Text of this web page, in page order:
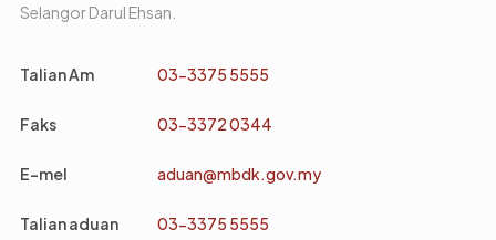
Selangor Darul Ehsan.
Talian Am 03-3375 5555
Faks 03-3372 0344
E-mel aduan@mbdk.gov.my
Talian aduan 03-3375 5555